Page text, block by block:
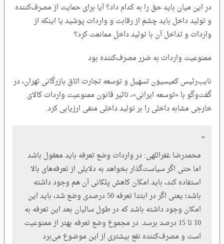
در این میان باید حق را به کدام داد؟ آیا برای حمایت از مصرف‌کننده
و تولید داخل باید چشم از رقابت و واردات پوشید یا اینکه از
واردات و تداخل آن با تولید داخل ممانعت کرد؟
ممنوعیت واردات به ضرر مصرف‌کننده بود
نایب‌رئیس کمیسیون تسهیل و توسعه تجارت اتاق بازرگانی تهران، در
گفت‌وگو با «توسعه ایرانی»، تاثیر قانون ممنوعیت واردات کالای
خارجی مشابه داخلی را بر تولید داخلی منفی ارزیابی کرد.
محمدرضا غفراللهی: در واردات وضع تعرفه باید معقول باشد
اما حتی اگر سیاست‌گذار بخواهد به دلایلی از تعرفه‌های بالا
استفاده کند، باید امکان کاهش پلکانی آن هم وجود داشته
باشد؛ یعنی اگر در ابتدا تعرفه 50 درصدی وضع شد، باید این
امکان وجود داشته باشد که در طول سالیان بعد این تعرفه به
10 تا 15 درصد برسد. در مجموع وضع تعرفه بهتر از ممنوعیت
است و مصرف‌کننده نفع بیشتری از این موضوع می‌برد